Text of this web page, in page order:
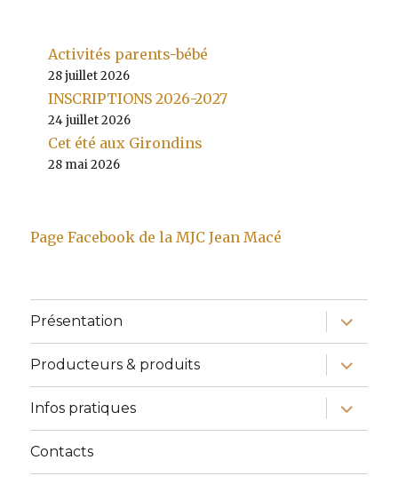
Activités parents-bébé
28 juillet 2026
INSCRIPTIONS 2026-2027
24 juillet 2026
Cet été aux Girondins
28 mai 2026
Page Facebook de la MJC Jean Macé
Présentation
ouvrir
le
sous-
menu
Producteurs & produits
ouvrir
le
sous-
menu
Infos pratiques
ouvrir
le
sous-
Contacts